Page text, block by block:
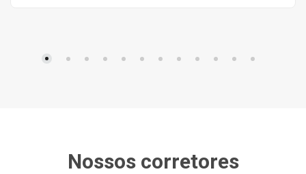
Nossos corretores